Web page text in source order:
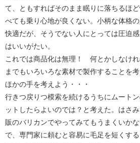
て、ともすればそのまま眠りに落ちるほ
べても乗り心地が良くない。小柄な体格
快適だが、そうでない人にとっては圧迫
はいいがたい。
これでは商品化は無理！ 何とかしなけ
までもいろいろな素材で製作することを
ほかの手を考えよう・・・
行きつ戻りつ模索を続けるうちにムート
ットしたらよいのでは？と考えた。はさ
販のバリカンでやってみてもうまくいか
で、専門家に頼むと容易に毛足を短くす